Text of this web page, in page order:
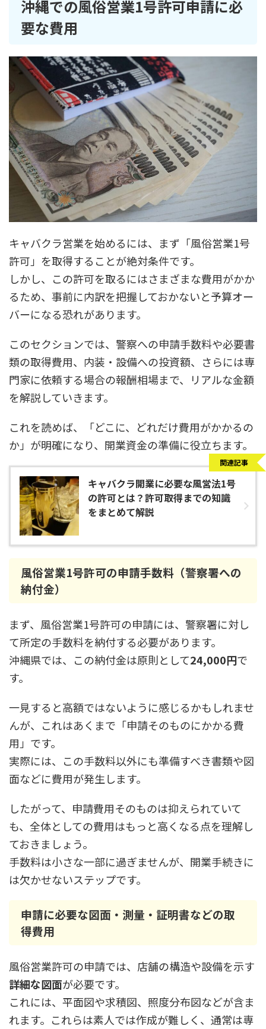
沖縄での風俗営業1号許可申請に必
要な費用
キャバクラ営業を始めるには、まず「風俗営業1号
許可」を取得することが絶対条件です。
しかし、この許可を取るにはさまざまな費用がかか
るため、事前に内訳を把握しておかないと予算オー
バーになる恐れがあります。
このセクションでは、警察への申請手数料や必要書
類の取得費用、内装・設備への投資額、さらには専
門家に依頼する場合の報酬相場まで、リアルな金額
を解説していきます。
これを読めば、「どこに、どれだけ費用がかかるの
か」が明確になり、開業資金の準備に役立ちます。
キャバクラ開業に必要な風営法1号
の許可とは？許可取得までの知識
をまとめて解説
関連記事
風俗営業1号許可の申請手数料（警察署への
納付金）
まず、風俗営業1号許可の申請には、警察署に対し
て所定の手数料を納付する必要があります。
沖縄県では、この納付金は原則として24,000円で
す。
一見すると高額ではないように感じるかもしれませ
んが、これはあくまで「申請そのものにかかる費
用」です。
実際には、この手数料以外にも準備すべき書類や図
面などに費用が発生します。
したがって、申請費用そのものは抑えられていて
も、全体としての費用はもっと高くなる点を理解し
ておきましょう。
手数料は小さな一部に過ぎませんが、開業手続きに
は欠かせないステップです。
申請に必要な図面・測量・証明書などの取
得費用
風俗営業許可の申請では、店舗の構造や設備を示す
詳細な図面が必要です。
これには、平面図や求積図、照度分布図などが含ま
れます。これらは素人では作成が難しく、通常は専